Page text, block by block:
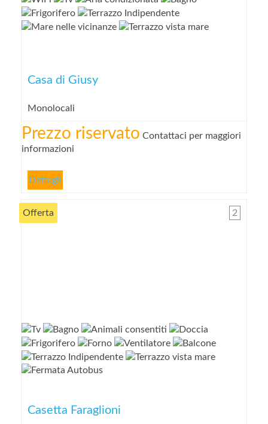
Casa di Giusy
Monolocali
Prezzo riservato Contattaci per maggiori
informazioni
Dettagli
Casetta Faraglioni
Offerta 2